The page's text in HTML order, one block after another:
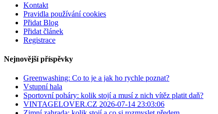
Kontakt
Pravidla používání cookies
Přidat Blog
Přidat článek
Registrace
Nejnovější příspěvky
Greenwashing: Co to je a jak ho rychle poznat?
Vstupní hala
Sportovní poháry: kolik stojí a musí z nich vítěz platit daň?
VINTAGELOVER.CZ 2026-07-14 23:03:06